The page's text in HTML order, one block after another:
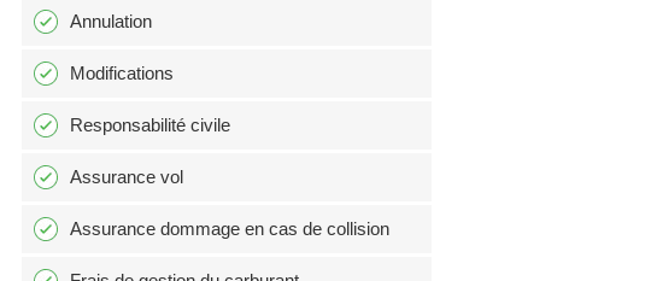
Annulation
Modifications
Responsabilité civile
Assurance vol
Assurance dommage en cas de collision